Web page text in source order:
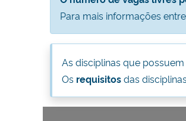
Para mais informações
As disciplinas que possuem
Os requisitosdas